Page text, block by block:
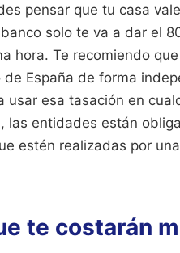
pensar que tu casa
solo te va a dar el
hora. Te recomiendo
España de forma
usar esa tasación en
, las entidades están
estén realizadas por
te costarán